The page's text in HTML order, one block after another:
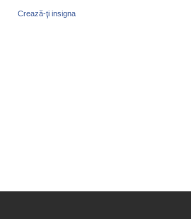
Crează-ţi insigna